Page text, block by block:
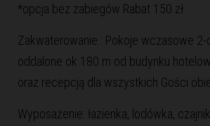
*opcja bez zabiegów Rabat 150 zł
Zakwaterowanie : Pokoje wczasowe
oddalone ok 180 m od budynku
oraz recepcją dla wszystkich Gości
Wyposażenie: łazienka, lodówka,